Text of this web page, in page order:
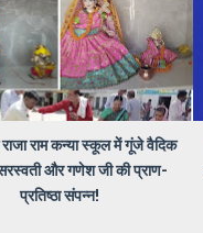
राम कन्या स्कूल में गूंजे वैदिक
और गणेश जी की प्राण-
प्रतिष्ठा संपन्न!